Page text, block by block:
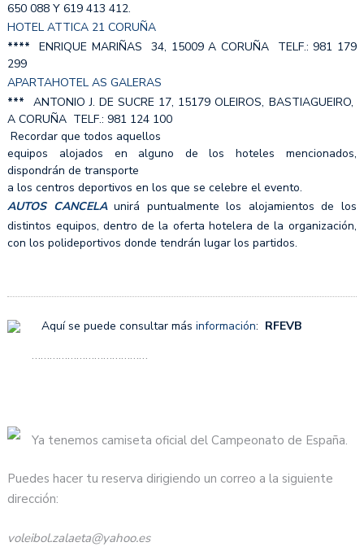
650 088 Y 619 413 412.
HOTEL ATTICA 21 CORUÑA
****ENRIQUE MARIÑAS 34, 15009 A CORUÑA TELF.: 981 179
299
APARTAHOTEL AS GALERAS
*** ANTONIO J. DE SUCRE 17, 15179 OLEIROS, BASTIAGUEIRO,
A CORUÑA TELF.: 981 124 100
Recordar que todos aquellos
equipos alojados en alguno de los hoteles mencionados,
dispondrán de transporte
a los centros deportivos en los que se celebre el evento.
AUTOS CANCELAunirá puntualmente los alojamientos de los
distintos equipos, dentro de la oferta hotelera de la organización,
con los polideportivos donde tendrán lugar los partidos.
Aquí se puede consultar másinformación: RFEVB
…………………………………
Ya tenemos camiseta oficial del Campeonato de España.
Puedes hacer tu reserva dirigiendo un correo a la siguiente
dirección:
voleibol.zalaeta@yahoo.es